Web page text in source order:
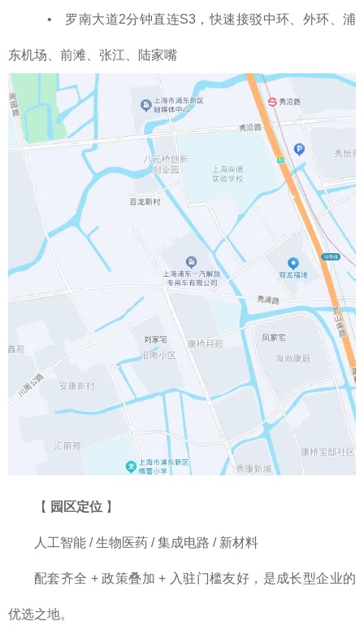
• 罗南大道2分钟直连S3，快速接驳中环、外环、浦
东机场、前滩、张江、陆家嘴
【 园区定位 】
人工智能 / 生物医药 / 集成电路 / 新材料
配套齐全 + 政策叠加 + 入驻门槛友好，是成长型企业的
优选之地。